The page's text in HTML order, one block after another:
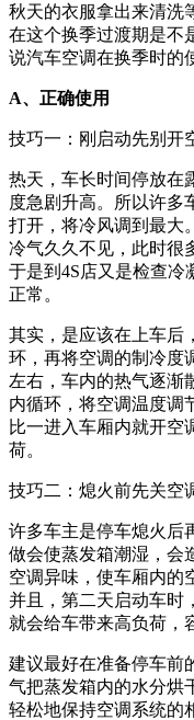
秋天的衣服拿出来清洗
在这个换季过渡期是不
说汽车空调在换季时的
A、正确使用
技巧一：刚启动先别开
热天，车长时间停放在
度急剧升高。所以许多
打开，将冷风调到最大
冷气久久不见，此时很
于是到4S店又是检查冷
正常。
其实，是应该在上车后
环，再将空调的制冷度
左右，车内的热气逐渐
内循环，将空调温度调
比一进入车厢内就开空
荷。
技巧二：熄火前先关空
许多车主是停车熄火后
做会使蒸发箱潮湿，会
空调异味，使车厢内的
并且，第二天启动车时
就会给车带来高负荷，
建议最好在准备停车前
气把蒸发箱内的水分烘
轻松地保持空调系统的